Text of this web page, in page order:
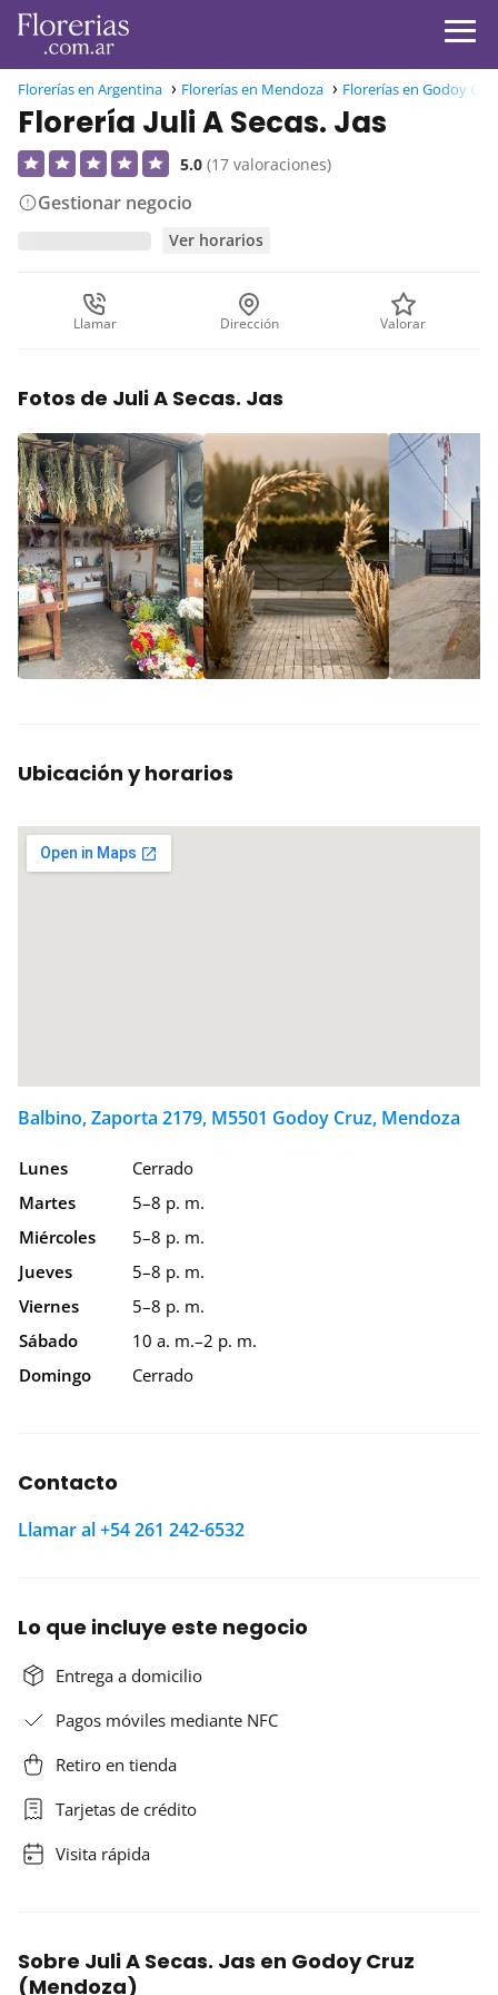
Florerías en Argentina Florerías en Mendoza Florerías en Godoy
Florería Juli A Secas. Jas
5.0 (17 valoraciones)
Gestionar negocio
Ver horarios
Llamar Dirección Valorar
Fotos de Juli A Secas. Jas
Ubicación y horarios
Balbino, Zaporta 2179, M5501 Godoy Cruz, Mendoza
Lunes
Cerrado
Martes
5–8 p. m.
Miércoles
5–8 p. m.
Jueves
5–8 p. m.
Viernes
5–8 p. m.
Sábado
10 a. m.–2 p. m.
Domingo
Cerrado
Contacto
Llamar al +54 261 242-6532
Lo que incluye este negocio
Entrega a domicilio
Pagos móviles mediante NFC
Retiro en tienda
Tarjetas de crédito
Visita rápida
Sobre Juli A Secas. Jas en Godoy Cruz
(Mendoza)